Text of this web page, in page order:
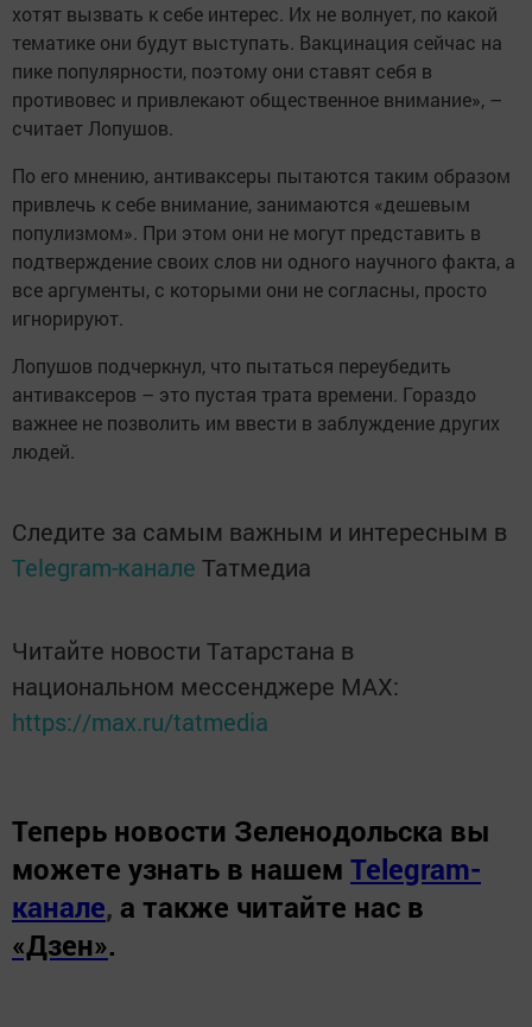
хотят вызвать к себе интерес. Их не волнует, по какой
тематике они будут выступать. Вакцинация сейчас на
пике популярности, поэтому они ставят себя в
противовес и привлекают общественное внимание», –
считает Лопушов.
По его мнению, антиваксеры пытаются таким образом
привлечь к себе внимание, занимаются «дешевым
популизмом». При этом они не могут представить в
подтверждение своих слов ни одного научного факта, а
все аргументы, с которыми они не согласны, просто
игнорируют.
Лопушов подчеркнул, что пытаться переубедить
антиваксеров – это пустая трата времени. Гораздо
важнее не позволить им ввести в заблуждение других
людей.
Следите за самым важным и интересным в
Telegram-канале Татмедиа
Читайте новости Татарстана в
национальном мессенджере MАХ:
https://max.ru/tatmedia
Теперь новости Зеленодольска вы
можете узнать в нашем Telegram-
канале, а также читайте нас в
«Дзен».